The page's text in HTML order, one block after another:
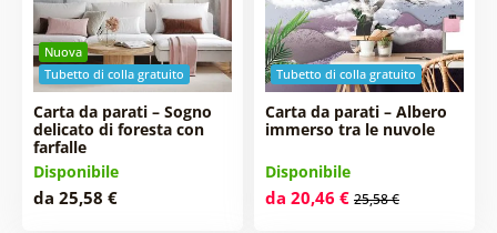
Nuova
Tubetto di colla gratuito
Carta da parati – Sogno
delicato di foresta con
farfalle
Disponibile
da 25,58 €
Tubetto di colla gratuito
Carta da parati – Albero
immerso tra le nuvole
Disponibile
da 20,46 € 25,58 €